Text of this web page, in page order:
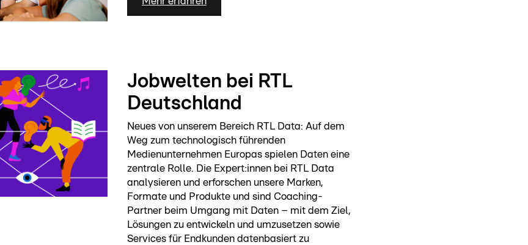
Jobwelten bei RTL
Deutschland
Neues von unserem Bereich RTL Data: Auf dem
Weg zum technologisch führenden
Medienunternehmen Europas spielen Daten eine
zentrale Rolle. Die Expert:innen bei RTL Data
analysieren und erforschen unsere Marken,
Formate und Produkte und sind Coaching-
Partner beim Umgang mit Daten – mit dem Ziel,
Lösungen zu entwickeln und umzusetzen sowie
Services für Endkunden datenbasiert zu